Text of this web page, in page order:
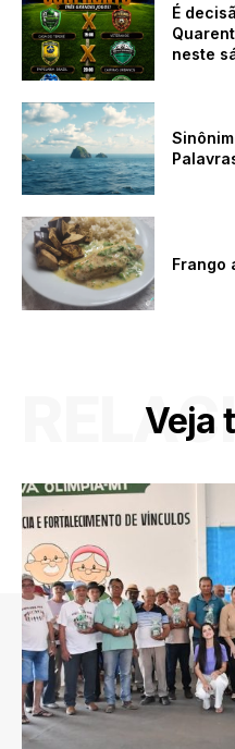
É
neste
Frango
Veja